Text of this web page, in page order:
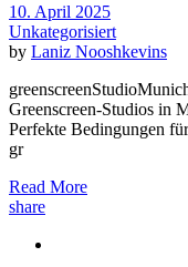
10. April 2025
Unkategorisiert
by Laniz Nooshkevins
Greenscreen-Studios in
Perfekte Bedingungen
gr
Read More
share